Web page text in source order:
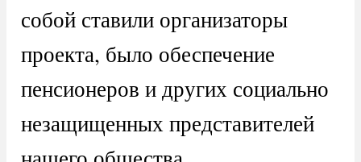
собой ставили организаторы
проекта, было обеспечение
пенсионеров и других социально
незащищенных представителей